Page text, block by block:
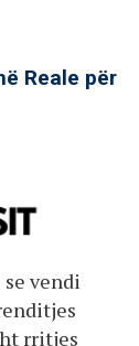
Reale për
vendi
rritjes